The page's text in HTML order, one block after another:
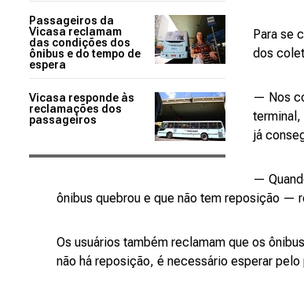
Passageiros da
Vicasa reclamam
das condições dos
ônibus e do tempo de
espera
Vicasa responde às
reclamações dos
passageiros
Para se
dos
— Nos
terminal,
já
—
ônibus quebrou e que não tem reposição —
Os usuários também reclamam que os
não há reposição, é necessário esperar